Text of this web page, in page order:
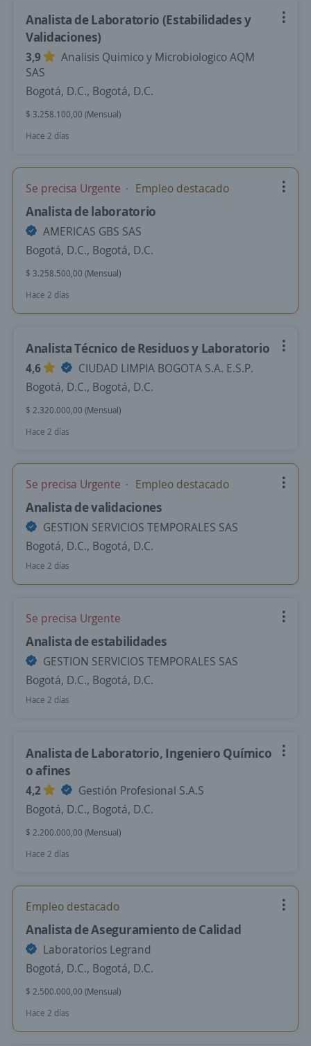
Analista de Laboratorio (Estabilidades y
Validaciones)
3,9
Analisis Quimico y Microbiologico AQM
SAS
Bogotá, D.C., Bogotá, D.C.
$ 3.258.100,00 (Mensual)
Hace 2 días
Se precisa Urgente Empleo destacado
Analista de laboratorio
AMERICAS GBS SAS
Bogotá, D.C., Bogotá, D.C.
$ 3.258.500,00 (Mensual)
Hace 2 días
Analista Técnico de Residuos y Laboratorio
4,6
CIUDAD LIMPIA BOGOTA S.A. E.S.P.
Bogotá, D.C., Bogotá, D.C.
$ 2.320.000,00 (Mensual)
Hace 2 días
Se precisa Urgente Empleo destacado
Analista de validaciones
GESTION SERVICIOS TEMPORALES SAS
Bogotá, D.C., Bogotá, D.C.
Hace 2 días
Se precisa Urgente
Analista de estabilidades
GESTION SERVICIOS TEMPORALES SAS
Bogotá, D.C., Bogotá, D.C.
Hace 2 días
Analista de Laboratorio, Ingeniero Químico
o afines
4,2
Gestión Profesional S.A.S
Bogotá, D.C., Bogotá, D.C.
$ 2.200.000,00 (Mensual)
Hace 2 días
Empleo destacado
Analista de Aseguramiento de Calidad
Laboratorios Legrand
Bogotá, D.C., Bogotá, D.C.
$ 2.500.000,00 (Mensual)
Hace 2 días